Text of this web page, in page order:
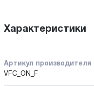
Характеристики
Артикул производителя
VFC_ON_F